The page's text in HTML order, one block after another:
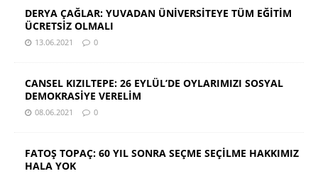
DERYA ÇAĞLAR: YUVADAN ÜNİVERSİTEYE TÜM EĞİTİM
ÜCRETSİZ OLMALI
13.06.2021 0
CANSEL KIZILTEPE: 26 EYLÜL’DE OYLARIMIZI SOSYAL
DEMOKRASİYE VERELİM
08.06.2021 0
FATOŞ TOPAÇ: 60 YIL SONRA SEÇME SEÇİLME HAKKIMIZ
HALA YOK